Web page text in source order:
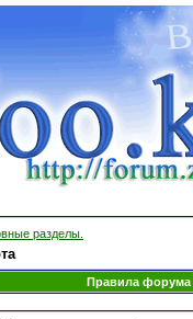
разделы.
Правила форума